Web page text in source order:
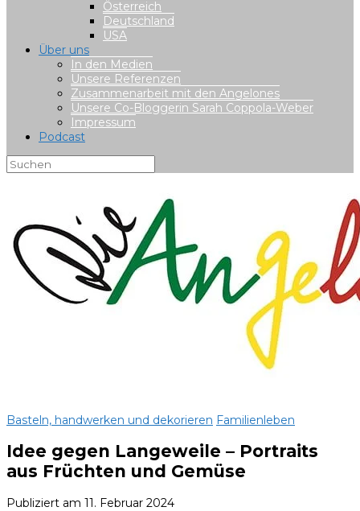
Österreich
Deutschland
USA
Über uns
In den Medien
Unsere Referenzen
Zusammenarbeit mit den Angelones
Unsere Co-Bloggerin Sarah Coppola-Weber
Impressum
Podcast
Basteln, handwerken und dekorieren Familienleben
Idee gegen Langeweile – Portraits
aus Früchten und Gemüse
Publiziert am 11. Februar 2024